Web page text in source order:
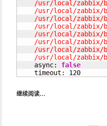
/usr/local/zabbix/
/usr/local/zabbix/
/usr/local/zabbix/
/usr/local/zabbix/
/usr/local/zabbix/
/usr/local/zabbix/
/usr/local/zabbix/
/usr/local/zabbix/
async: false
    timeout:
120
继续阅读…